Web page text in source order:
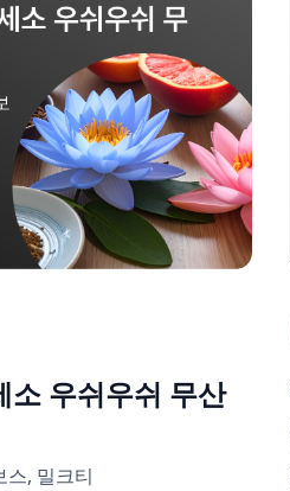
소 우쉬우쉬 무산
스, 밀크티